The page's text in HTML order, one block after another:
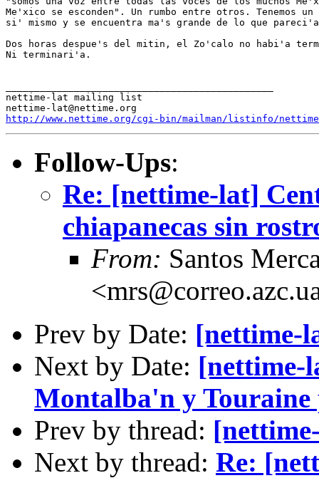
http://www.nettime.org/cgi-bin/mailman/listinfo/
Follow-Ups:
Re: [nettime-lat]
chiapanecas sin
From: Santos
Prev by Date: [nettime-
Next by Date: [nettime-
Montalba'n y
Prev by thread:
Next by thread: Re: